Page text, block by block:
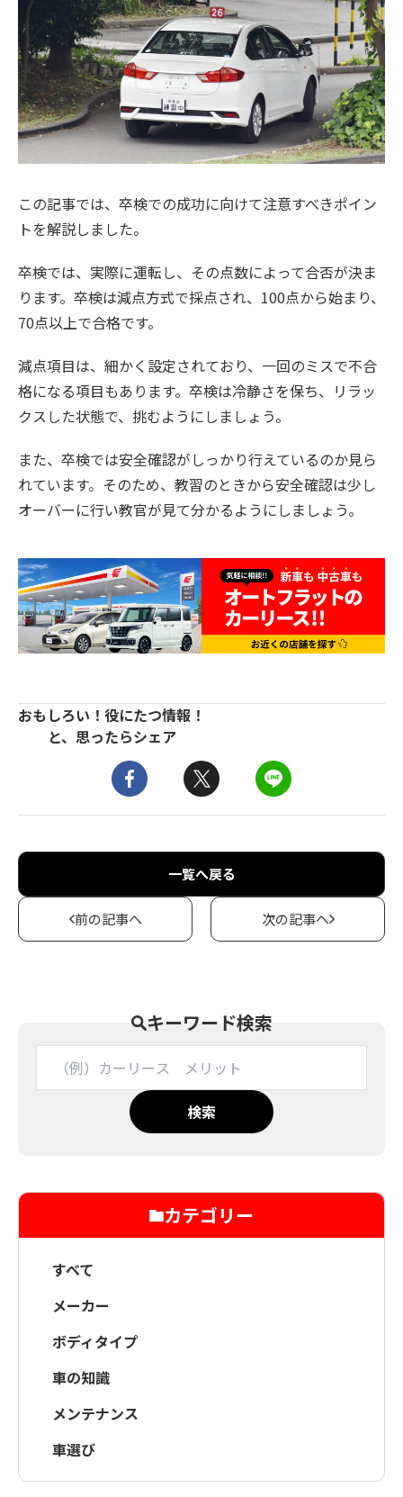
この記事では、卒検での成功に向けて注意すべきポイン
トを解説しました。
卒検では、実際に運転し、その点数によって合否が決ま
ります。卒検は減点方式で採点され、100点から始まり、
70点以上で合格です。
減点項目は、細かく設定されており、一回のミスで不合
格になる項目もあります。卒検は冷静さを保ち、リラッ
クスした状態で、挑むようにしましょう。
また、卒検では安全確認がしっかり行えているのか見ら
れています。そのため、教習のときから安全確認は少し
オーバーに行い教官が見て分かるようにしましょう。
おもしろい！役にたつ情報！
と、思ったらシェア
一覧へ戻る
前の記事へ 次の記事へ
キーワード検索
検索
カテゴリー
すべて
メーカー
ボディタイプ
車の知識
メンテナンス
車選び